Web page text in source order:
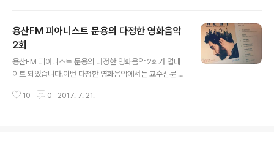
맞춰보시기 바랍니다! 방송을 위해 일부러 해방촌 까지 어
려운 걸음 해주신 랑쑈 님께 감사의 뜻을 전합니다.매우 즐
거운 시간이었습니다^^ 그럼, 용산FM 피아니스트 문용의
다정한 영화음악 3회를 들어보시기 바랍니다. 팟티: http
p://www.podbbang.com/ch/7604?e=22343945
용산FM 피아니스트 문용의 다정한 영화음악
2회
용산FM 피아니스트 문용의 다정한 영화음악 2회가 업데
이트 되었습니다.이번 다정한 영화음악에서는 교수신문 김
습니다.참고로, 김재호 기자님은 UND(2015) 발매 당시
10 0 2017. 7. 21.